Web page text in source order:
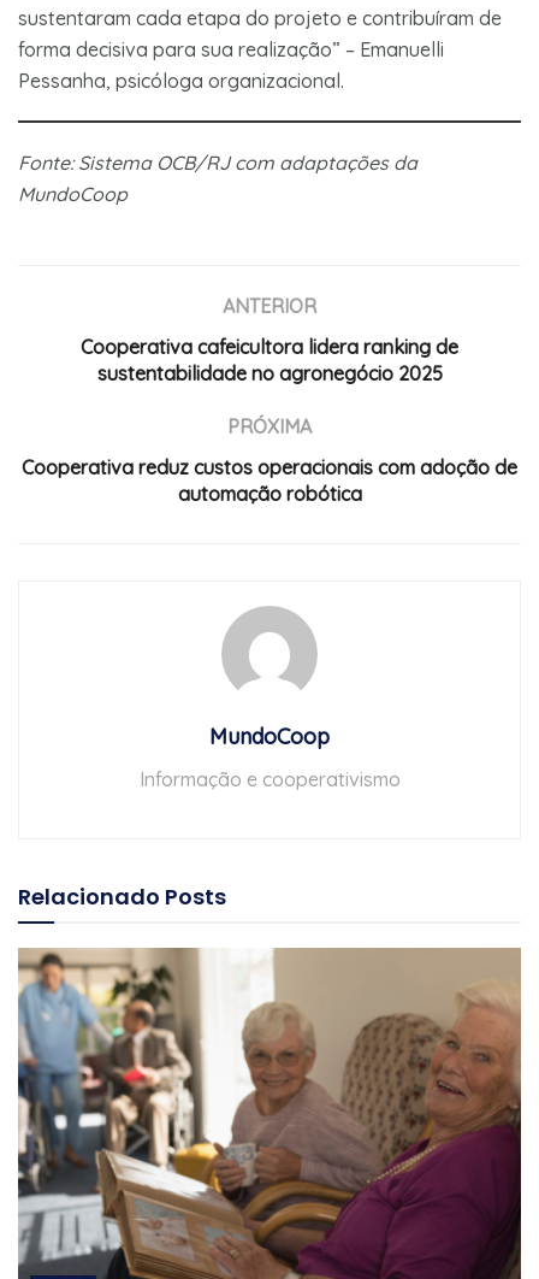
sustentaram cada etapa do projeto e contribuíram de
forma decisiva para sua realização” – Emanuelli
Pessanha, psicóloga organizacional.
Fonte: Sistema OCB/RJ com adaptações da
MundoCoop
ANTERIOR
Cooperativa cafeicultora lidera ranking de
sustentabilidade no agronegócio 2025
PRÓXIMA
Cooperativa reduz custos operacionais com adoção de
automação robótica
MundoCoop
Informação e cooperativismo
Relacionado Posts